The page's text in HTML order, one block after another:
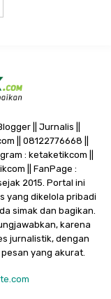
|| Jurnalis ||
|| 08122776668 ||
: ketaketikcom ||
|| FanPage :
2015. Portal ini
yang dikelola pribadi
simak dan bagikan.
karena
jurnalistik, dengan
yang akurat.